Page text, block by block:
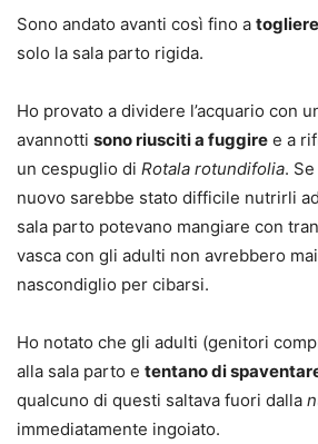
Sono andato avanti così fino a
solo la sala parto rigida.
Ho provato a dividere l’acquario con
avannotti sono riusciti a fuggire e a
un cespuglio di Rotala rotundifolia.
nuovo sarebbe stato difficile nutrirli
sala parto potevano mangiare con
vasca con gli adulti non avrebbero
nascondiglio per cibarsi.
Ho notato che gli adulti (genitori
alla sala parto e tentano di
qualcuno di questi saltava fuori dalla
immediatamente ingoiato.